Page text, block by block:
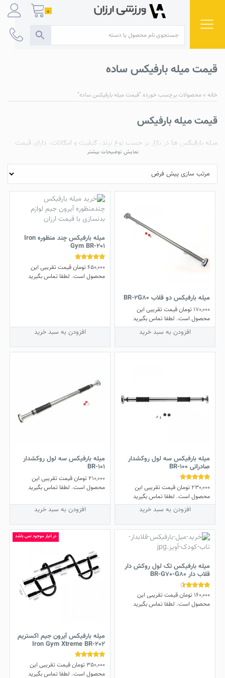
content
0
قیمت میله بارفیکس ساده
خانه » محصولات برچسب خورده “قیمت میله بارفیکس ساده”
قیمت میله بارفیکس
میله بارفیکس ها در بازار بر حسب نوع برند، کیفیت و امکانات، دارای قیمت
های متفاوتی می باشند. فروشگاه ورزشی ارزان با واردات مستقیم و حذف
واسطه ها توانسته کاهش قابل توجهی درقیمت میله بارفیکسهای وارداتی
خود داشته باشد.
در لیست زیر قیمت های انواعمیله بارفیکسهای ارائه شده در فروشگاه
نمایش توضیحات بیشتر
میله بارفیکس دو قلاب BR-2G80
170,000 تومانقیمت تقریبی این
محصول است. لطفا تماس بگیرید
افزودن به سبد خرید
میله بارفیکس چند منظوره Iron
Gym BR-201
نمره
4.83
از 5
650,000 تومانقیمت تقریبی این
محصول است. لطفا تماس بگیرید
افزودن به سبد خرید
میله بارفیکس سه لول روکشدار
صادراتی BR-100
نمره
5.00
از 5
230,000 تومانقیمت تقریبی این
محصول است. لطفا تماس بگیرید
افزودن به سبد خرید
میله بارفیکس سه لول روکشدار
BR-101
210,000 تومانقیمت تقریبی این
محصول است. لطفا تماس بگیرید
افزودن به سبد خرید
میله بارفیکس تک لول روکش دار
قلاب دار BR-G70-G80
نمره
4.25
از 5
160,000 تومانقیمت تقریبی این
محصول است. لطفا تماس بگیرید
در انبار موجود نمی باشد
میله بارفیکس آیرون جیم اکستریم
Iron Gym Xtreme BR-202
نمره
5.00
از 5
350,000 تومانقیمت تقریبی این
محصول است. لطفا تماس بگیرید